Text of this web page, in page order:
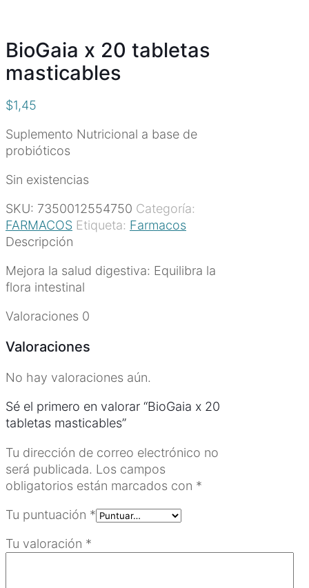
BioGaia x 20 tabletas
masticables
$1,45
Suplemento Nutricional a base de
probióticos
Sin existencias
SKU: 7350012554750 Categoría:
FARMACOS Etiqueta: Farmacos
Descripción
Mejora la salud digestiva: Equilibra la
flora intestinal
Valoraciones 0
Valoraciones
No hay valoraciones aún.
Sé el primero en valorar “BioGaia x 20
tabletas masticables”
Tu dirección de correo electrónico no
será publicada. Los campos
obligatorios están marcados con *
Tu puntuación *
Tu valoración *